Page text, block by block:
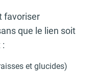
favoriser
que le lien soit
et glucides)